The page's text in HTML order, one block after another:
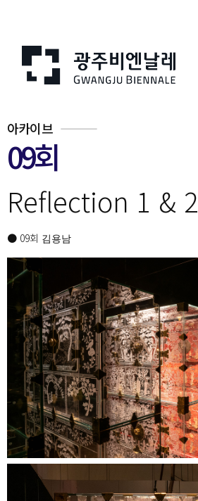
아카이브
09회
Reflection 1 & 2
● 09회 김용남